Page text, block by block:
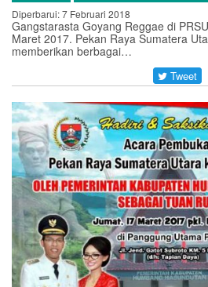
Diperbarui: 7 Februari 2018
Gangstarasta Goyang Reggae di
Maret 2017. Pekan Raya Sumatera
memberikan berbagai…
Tweet